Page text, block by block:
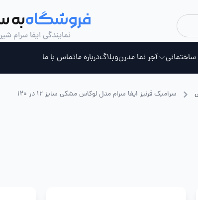
فروشگاهبه
نمایندگی ایفا سرام
آجر نما مدرنوبلاگدرباره ماتماس با ما
سرامیک قرنیز ایفا سرام مدل لوکاس مشکی سایز 12 در 120